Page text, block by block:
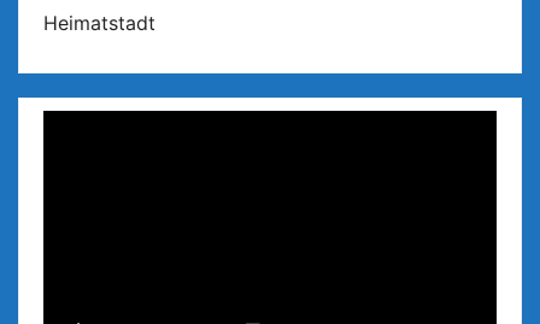
Heimatstadt